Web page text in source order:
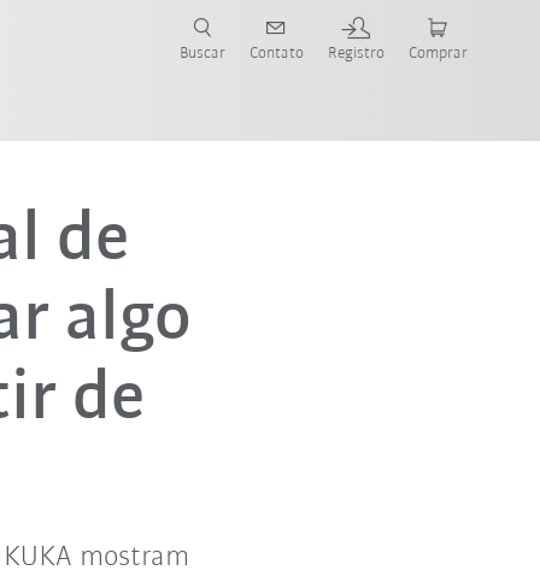
Buscar Contato Registro Comprar
de
algo
de
mostram